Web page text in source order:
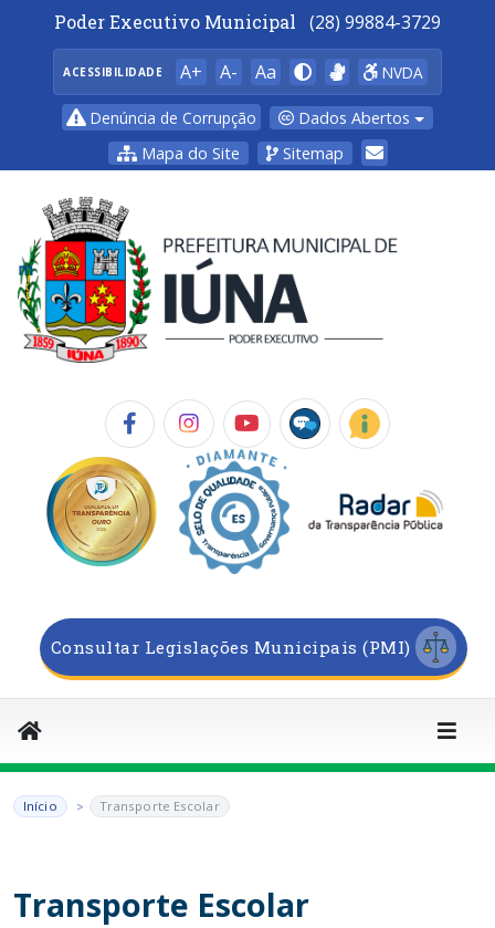
Poder Executivo Municipal (28) 99884-3729
ACESSIBILIDADE A+ A- Aa NVDA
Denúncia de Corrupção
Dados Abertos
Mapa do Site
Sitemap
Consultar Legislações Municipais (PMI)
Início Transporte Escolar
Transporte Escolar